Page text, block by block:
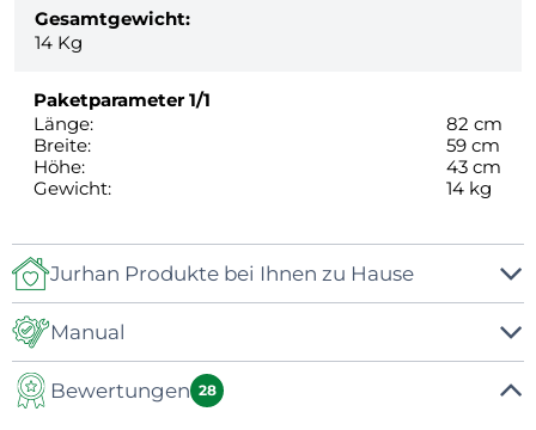
Gesamtgewicht:
14 Kg
Paketparameter1/1
Länge:
82 cm
Breite:
59 cm
Höhe:
43 cm
Gewicht:
14 kg
Jurhan Produkte bei Ihnen zu Hause
Manual
Manual
Bewertungen 28